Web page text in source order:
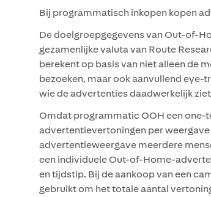
Bij programmatisch inkopen kopen
De doelgroepgegevens van Out-of-
gezamenlijke valuta van Route
berekent op basis van niet alleen de
bezoeken, maar ook aanvullend eye-
wie de advertenties daadwerkelijk
Omdat programmatic OOH een
advertentievertoningen per
advertentieweergave meerdere
een individuele Out-of-Home-
en tijdstip. Bij de aankoop van een
gebruikt om het totale aantal